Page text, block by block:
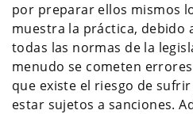
por preparar ellos mismos
muestra la práctica, debido
todas las normas de la
menudo se cometen
que existe el riesgo de
estar sujetos a sanciones.